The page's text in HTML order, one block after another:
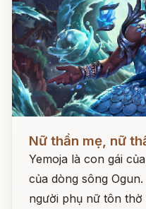
Nữ thần mẹ, nữ
Yemoja là con gái
của dòng sông
người phụ nữ tôn